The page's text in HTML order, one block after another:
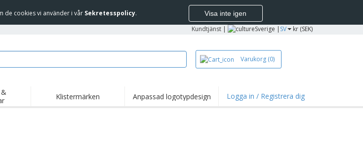
de cookies vi använder i vår Sekretesspolicy. Visa inte igen
Kundtjänst | Sverige | SV kr (SEK)
Varukorg (0)
Klistermärken Anpassad logotypdesign Logga in / Registrera dig